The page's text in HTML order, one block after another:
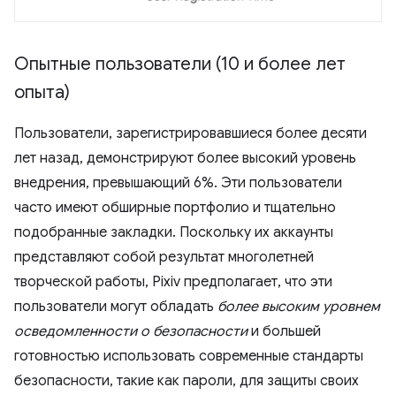
Опытные пользователи (10 и более лет
опыта)
Пользователи, зарегистрировавшиеся более десяти
лет назад, демонстрируют более высокий уровень
внедрения, превышающий 6%. Эти пользователи
часто имеют обширные портфолио и тщательно
подобранные закладки. Поскольку их аккаунты
представляют собой результат многолетней
творческой работы, Pixiv предполагает, что эти
пользователи могут обладать более высоким уровнем
осведомленности о безопасностии большей
готовностью использовать современные стандарты
безопасности, такие как пароли, для защиты своих